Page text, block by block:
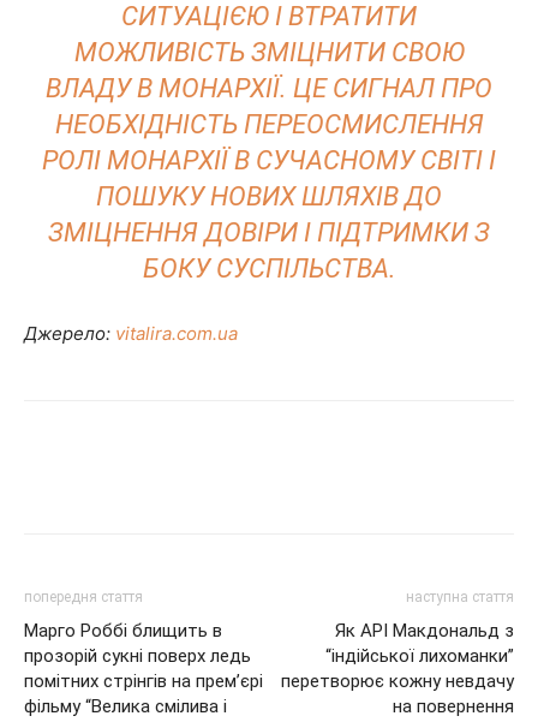
СИТУАЦІЄЮ І ВТРАТИТИ
МОЖЛИВІСТЬ ЗМІЦНИТИ СВОЮ
ВЛАДУ В МОНАРХІЇ. ЦЕ СИГНАЛ ПРО
НЕОБХІДНІСТЬ ПЕРЕОСМИСЛЕННЯ
РОЛІ МОНАРХІЇ В СУЧАСНОМУ СВІТІ І
ПОШУКУ НОВИХ ШЛЯХІВ ДО
ЗМІЦНЕННЯ ДОВІРИ І ПІДТРИМКИ З
БОКУ СУСПІЛЬСТВА.
Джерело: vitalira.com.ua
попередня стаття
Марго Роббі блищить в
прозорій сукні поверх ледь
помітних стрінгів на прем’єрі
фільму “Велика смілива і
наступна стаття
Як АРІ Макдональд з
“індійської лихоманки”
перетворює кожну невдачу
на повернення